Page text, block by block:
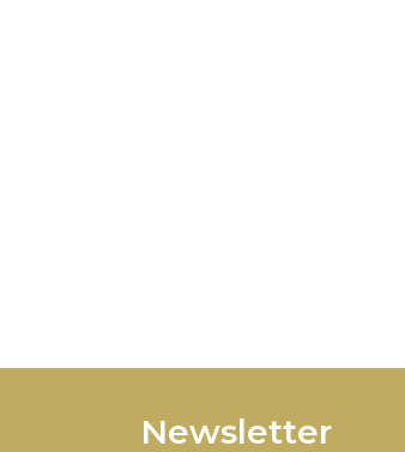
Newsletter